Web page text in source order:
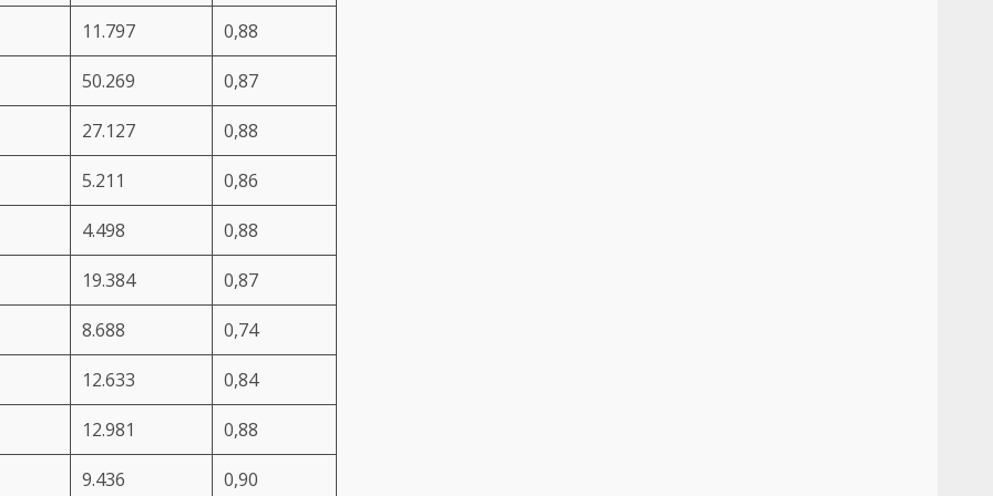
11.797 0,88
50.269 0,87
27.127 0,88
5.211 0,86
4.498 0,88
19.384 0,87
8.688 0,74
12.633 0,84
12.981 0,88
9.436 0,90